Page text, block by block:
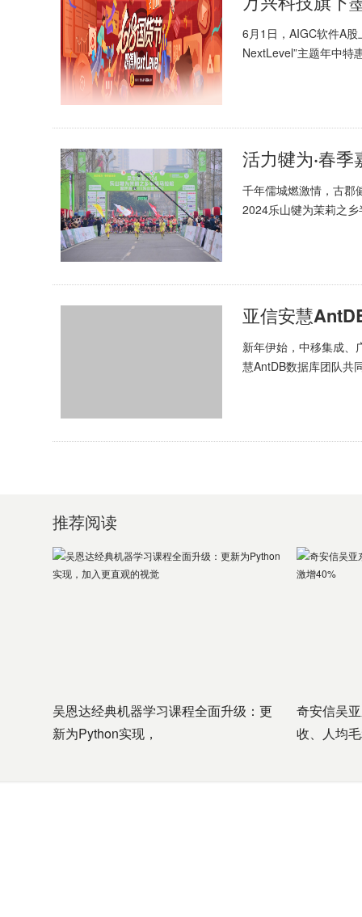
6月1日，AIGC软件A
NextLevel”主题年中特
活力犍为·春
千年儒城燃激情，古郡
2024乐山犍为茉莉之
亚信安慧
新年伊始，中移集成、
慧AntDB数据库团队共
推荐阅读
吴恩达经典机器学习课程全面升级：更
新为Python实现，
奇安信吴
收、人均